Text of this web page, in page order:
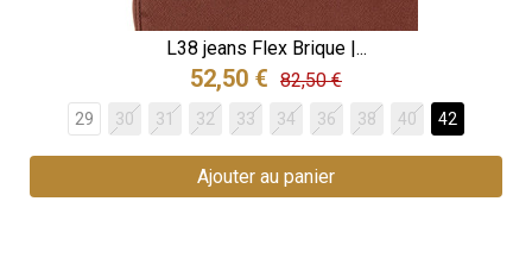
L38 jeans Flex Brique |...
52,50 € 82,50 €
29 30 31 32 33 34 36 38 40 42
Ajouter au panier